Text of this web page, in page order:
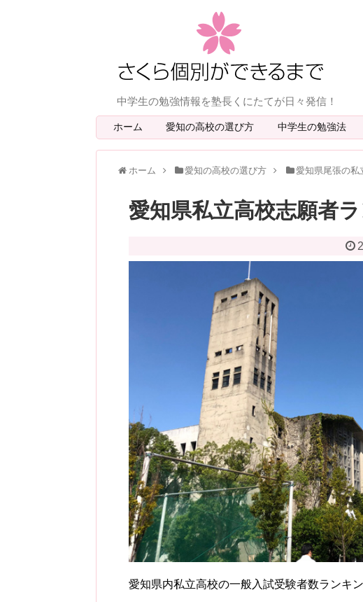
中学生の勉強情報を塾長くにたてが日々発信！
ホーム 愛知の高校の選び方 中学生の勉強法
ホーム 愛知の高校の選び方 愛知県尾張の私
愛知県私立高校志願者
愛知県内私立高校の一般入試受験者数ランキ